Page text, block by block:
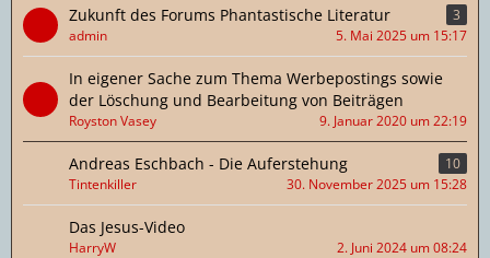
Zukunft des Forums Phantastische Literatur
3
admin
5. Mai 2025 um 15:17
In eigener Sache zum Thema Werbepostings sowie
der Löschung und Bearbeitung von Beiträgen
Royston Vasey 9. Januar 2020 um 22:19
Andreas Eschbach - Die Auferstehung
10
Tintenkiller
30. November 2025 um 15:28
Das Jesus-Video
HarryW 2. Juni 2024 um 08:24